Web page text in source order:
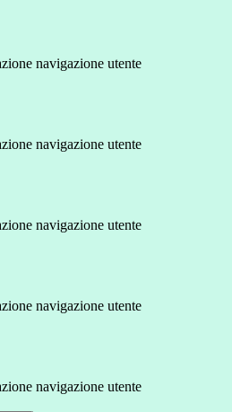
navigazione utente
navigazione utente
navigazione utente
navigazione utente
navigazione utente